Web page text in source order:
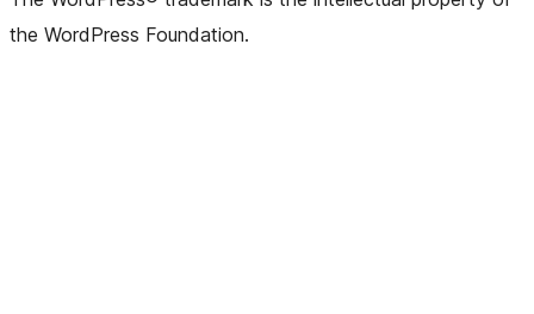
the WordPress Foundation.